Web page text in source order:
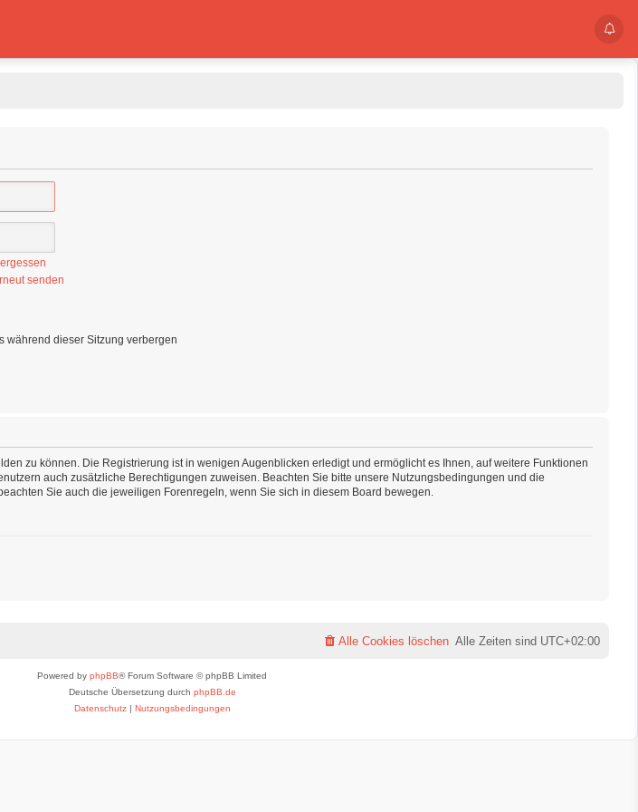
senden
während dieser Sitzung verbergen
zu können. Die Registrierung ist in wenigen Augenblicken erledigt und ermöglicht es Ihnen, auf weitere Funktionen
auch zusätzliche Berechtigungen zuweisen. Beachten Sie bitte unsere Nutzungsbedingungen und die
Sie auch die jeweiligen Forenregeln, wenn Sie sich in diesem Board bewegen.
Alle Zeiten sind UTC+02:00
Alle Cookies löschen
Powered by phpBB® Forum Software © phpBB Limited
Deutsche Übersetzung durch phpBB.de
Datenschutz| Nutzungsbedingungen